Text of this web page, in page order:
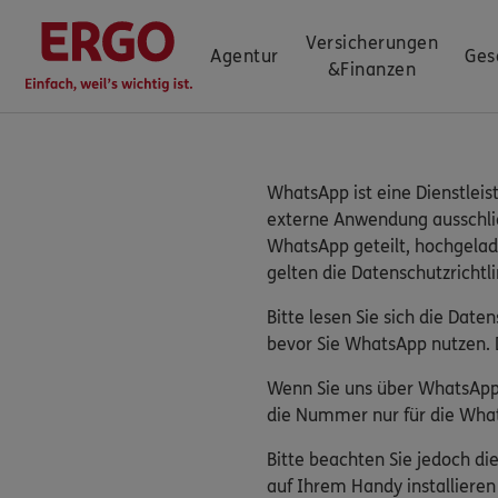
Agentur
Versicherungen
&Finanzen
WhatsApp ist eine
externe Anwendung
WhatsApp geteilt,
gelten die
Bitte lesen Sie sich die
bevor Sie WhatsApp
Wenn Sie uns über
die Nummer nur für die
Bitte beachten Sie jedoch
auf Ihrem Handy